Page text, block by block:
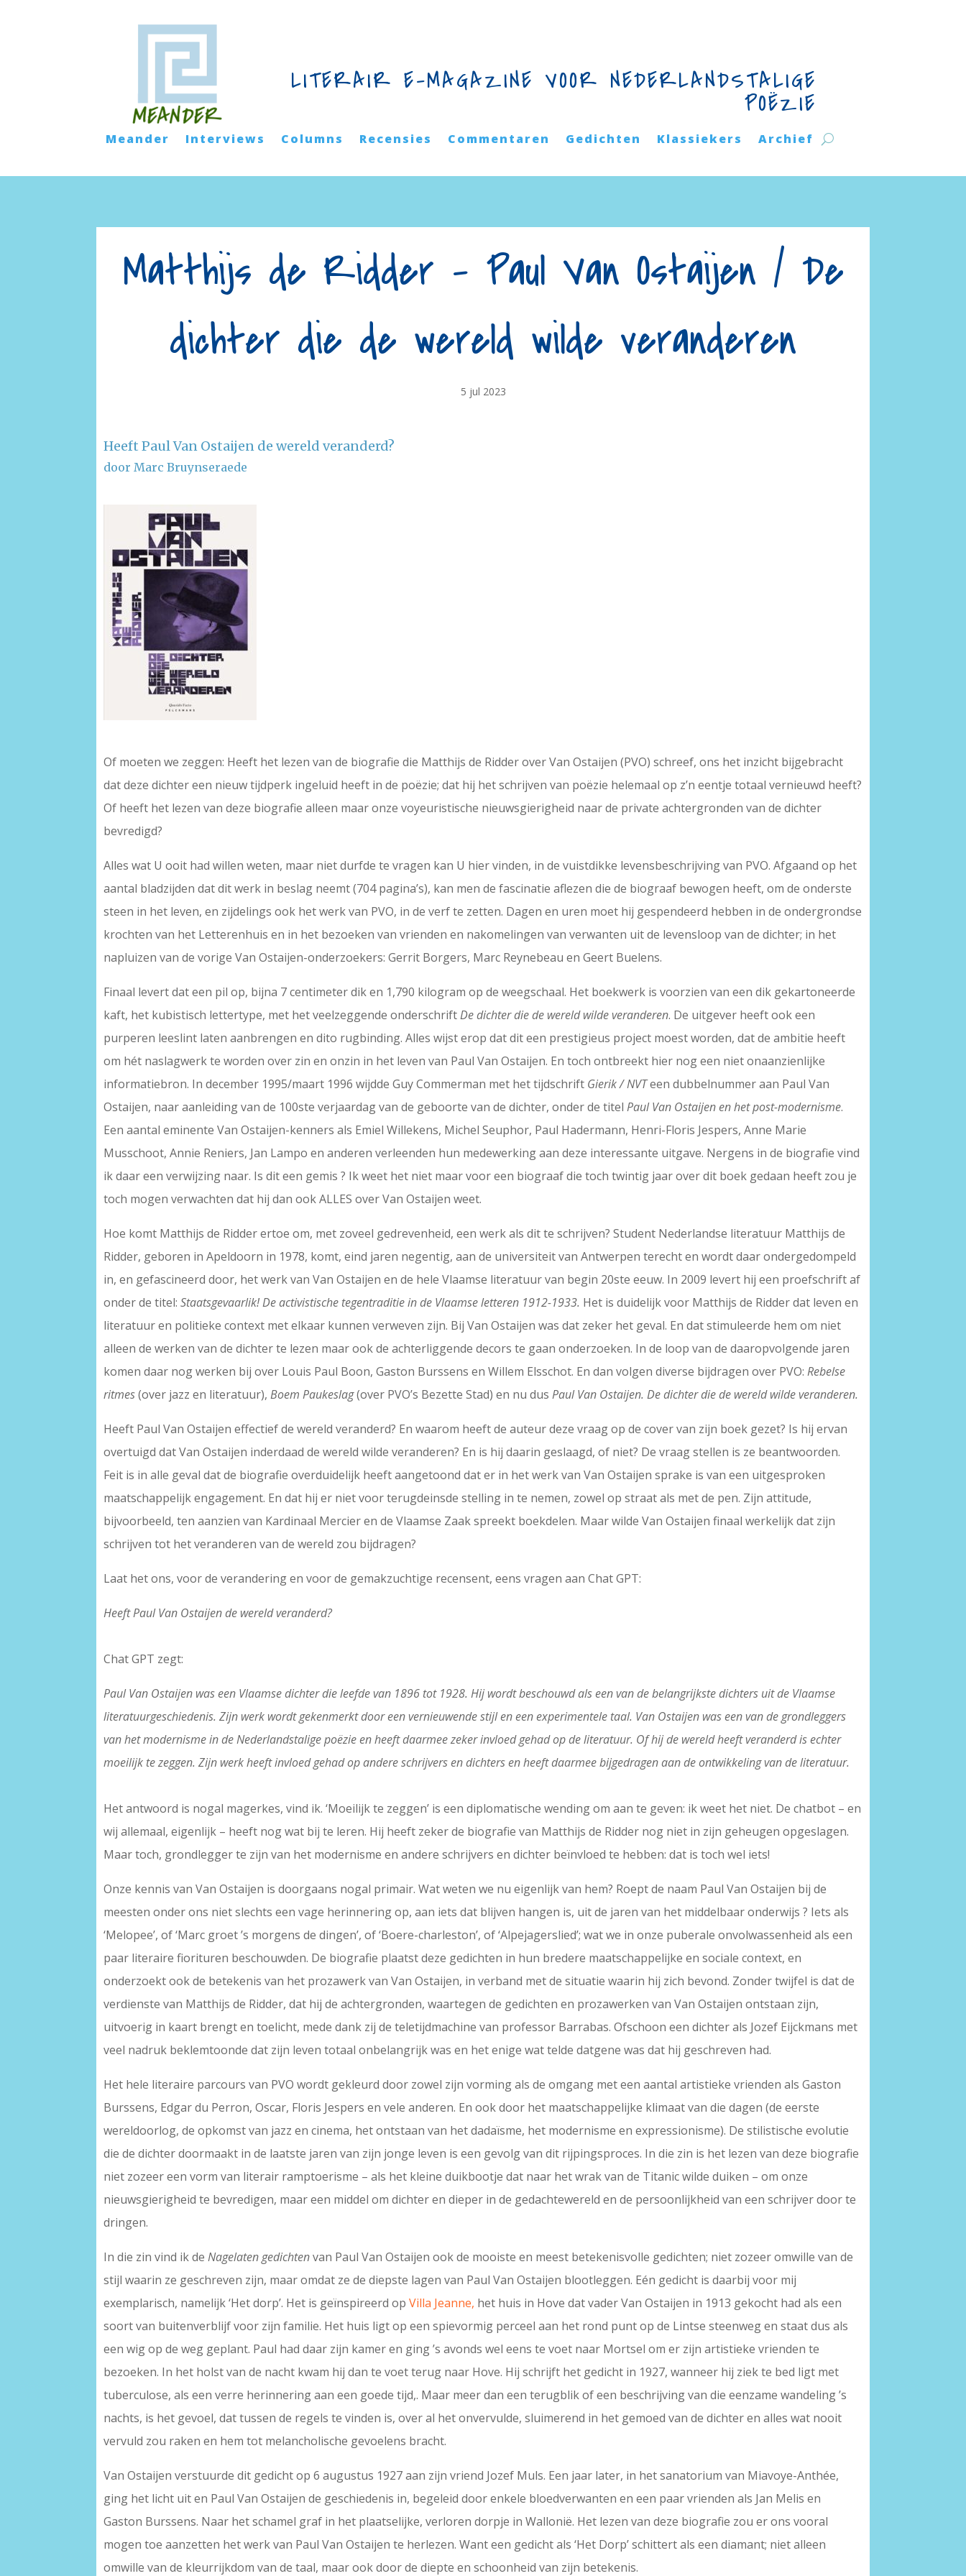
LITERAIR E-MAGAZINE VOOR NEDERLANDSTALIGE
POËZIE
Meander Interviews Columns Recensies Commentaren Gedichten Klassiekers Archief
Matthijs de Ridder – Paul Van Ostaijen / De
dichter die de wereld wilde veranderen
5 jul 2023
Heeft Paul Van Ostaijen de wereld veranderd?
door Marc Bruynseraede
Of moeten we zeggen: Heeft het lezen van de biografie die Matthijs de Ridder over Van Ostaijen (PVO) schreef, ons het inzicht bijgebracht
dat deze dichter een nieuw tijdperk ingeluid heeft in de poëzie; dat hij het schrijven van poëzie helemaal op z’n eentje totaal vernieuwd heeft?
Of heeft het lezen van deze biografie alleen maar onze voyeuristische nieuwsgierigheid naar de private achtergronden van de dichter
bevredigd?
Alles wat U ooit had willen weten, maar niet durfde te vragen kan U hier vinden, in de vuistdikke levensbeschrijving van PVO. Afgaand op het
aantal bladzijden dat dit werk in beslag neemt (704 pagina’s), kan men de fascinatie aflezen die de biograaf bewogen heeft, om de onderste
steen in het leven, en zijdelings ook het werk van PVO, in de verf te zetten. Dagen en uren moet hij gespendeerd hebben in de ondergrondse
krochten van het Letterenhuis en in het bezoeken van vrienden en nakomelingen van verwanten uit de levensloop van de dichter; in het
napluizen van de vorige Van Ostaijen-onderzoekers: Gerrit Borgers, Marc Reynebeau en Geert Buelens.
Finaal levert dat een pil op, bijna 7 centimeter dik en 1,790 kilogram op de weegschaal. Het boekwerk is voorzien van een dik gekartoneerde
kaft, het kubistisch lettertype, met het veelzeggende onderschriftDe dichter die de wereld wilde veranderen. De uitgever heeft ook een
purperen leeslint laten aanbrengen en dito rugbinding. Alles wijst erop dat dit een prestigieus project moest worden, dat de ambitie heeft
om hét naslagwerk te worden over zin en onzin in het leven van Paul Van Ostaijen. En toch ontbreekt hier nog een niet onaanzienlijke
informatiebron. In december 1995/maart 1996 wijdde Guy Commerman met het tijdschrift Gierik / NVTeen dubbelnummer aan Paul Van
Ostaijen, naar aanleiding van de 100ste verjaardag van de geboorte van de dichter, onder de titelPaul Van Ostaijen en het post-modernisme.
Een aantal eminente Van Ostaijen-kenners als Emiel Willekens, Michel Seuphor, Paul Hadermann, Henri-Floris Jespers, Anne Marie
Musschoot, Annie Reniers, Jan Lampo en anderen verleenden hun medewerking aan deze interessante uitgave. Nergens in de biografie vind
ik daar een verwijzing naar. Is dit een gemis ? Ik weet het niet maar voor een biograaf die toch twintig jaar over dit boek gedaan heeft zou je
toch mogen verwachten dat hij dan ook ALLES over Van Ostaijen weet.
Hoe komt Matthijs de Ridder ertoe om, met zoveel gedrevenheid, een werk als dit te schrijven? Student Nederlandse literatuur Matthijs de
Ridder, geboren in Apeldoorn in 1978, komt, eind jaren negentig, aan de universiteit van Antwerpen terecht en wordt daar ondergedompeld
in, en gefascineerd door, het werk van Van Ostaijen en de hele Vlaamse literatuur van begin 20ste eeuw. In 2009 levert hij een proefschrift af
onder de titel:Staatsgevaarlik! De activistische tegentraditie in de Vlaamse letteren 1912-1933. Het is duidelijk voor Matthijs de Ridder dat leven en
literatuur en politieke context met elkaar kunnen verweven zijn. Bij Van Ostaijen was dat zeker het geval. En dat stimuleerde hem om niet
alleen de werken van de dichter te lezen maar ook de achterliggende decors te gaan onderzoeken. In de loop van de daaropvolgende jaren
komen daar nog werken bij over Louis Paul Boon, Gaston Burssens en Willem Elsschot. En dan volgen diverse bijdragen over PVO:Rebelse
ritmes(over jazz en literatuur),Boem Paukeslag(over PVO’s Bezette Stad) en nu dusPaul Van Ostaijen. De dichter die de wereld wilde veranderen.
Heeft Paul Van Ostaijen effectief de wereld veranderd? En waarom heeft de auteur deze vraag op de cover van zijn boek gezet? Is hij ervan
overtuigd dat Van Ostaijen inderdaad de wereld wilde veranderen? En is hij daarin geslaagd, of niet? De vraag stellen is ze beantwoorden.
Feit is in alle geval dat de biografie overduidelijk heeft aangetoond dat er in het werk van Van Ostaijen sprake is van een uitgesproken
maatschappelijk engagement. En dat hij er niet voor terugdeinsde stelling in te nemen, zowel op straat als met de pen. Zijn attitude,
bijvoorbeeld, ten aanzien van Kardinaal Mercier en de Vlaamse Zaak spreekt boekdelen. Maar wilde Van Ostaijen finaal werkelijk dat zijn
schrijven tot het veranderen van de wereld zou bijdragen?
Laat het ons, voor de verandering en voor de gemakzuchtige recensent, eens vragen aan Chat GPT:
Heeft Paul Van Ostaijen de wereld veranderd?
Chat GPT zegt:
Paul Van Ostaijen was een Vlaamse dichter die leefde van 1896 tot 1928. Hij wordt beschouwd als een van de belangrijkste dichters uit de Vlaamse
literatuurgeschiedenis. Zijn werk wordt gekenmerkt door een vernieuwende stijl en een experimentele taal. Van Ostaijen was een van de grondleggers
van het modernisme in de Nederlandstalige poëzie en heeft daarmee zeker invloed gehad op de literatuur. Of hij de wereld heeft veranderd is echter
moeilijk te zeggen. Zijn werk heeft invloed gehad op andere schrijvers en dichters en heeft daarmee bijgedragen aan de ontwikkeling van de literatuur.
Het antwoord is nogal magerkes, vind ik. ‘Moeilijk te zeggen’ is een diplomatische wending om aan te geven: ik weet het niet. De chatbot – en
wij allemaal, eigenlijk – heeft nog wat bij te leren. Hij heeft zeker de biografie van Matthijs de Ridder nog niet in zijn geheugen opgeslagen.
Maar toch, grondlegger te zijn van het modernisme en andere schrijvers en dichter beïnvloed te hebben: dat is toch wel iets!
Onze kennis van Van Ostaijen is doorgaans nogal primair. Wat weten we nu eigenlijk van hem? Roept de naam Paul Van Ostaijen bij de
meesten onder ons niet slechts een vage herinnering op, aan iets dat blijven hangen is, uit de jaren van het middelbaar onderwijs ? Iets als
‘Melopee’, of ‘Marc groet ’s morgens de dingen’, of ‘Boere-charleston’, of ‘Alpejagerslied’; wat we in onze puberale onvolwassenheid als een
paar literaire fiorituren beschouwden. De biografie plaatst deze gedichten in hun bredere maatschappelijke en sociale context, en
onderzoekt ook de betekenis van het prozawerk van Van Ostaijen, in verband met de situatie waarin hij zich bevond. Zonder twijfel is dat de
verdienste van Matthijs de Ridder, dat hij de achtergronden, waartegen de gedichten en prozawerken van Van Ostaijen ontstaan zijn,
uitvoerig in kaart brengt en toelicht, mede dank zij de teletijdmachine van professor Barrabas. Ofschoon een dichter als Jozef Eijckmans met
veel nadruk beklemtoonde dat zijn leven totaal onbelangrijk was en het enige wat telde datgene was dat hij geschreven had.
Het hele literaire parcours van PVO wordt gekleurd door zowel zijn vorming als de omgang met een aantal artistieke vrienden als Gaston
Burssens, Edgar du Perron, Oscar, Floris Jespers en vele anderen. En ook door het maatschappelijke klimaat van die dagen (de eerste
wereldoorlog, de opkomst van jazz en cinema, het ontstaan van het dadaïsme, het modernisme en expressionisme). De stilistische evolutie
die de dichter doormaakt in de laatste jaren van zijn jonge leven is een gevolg van dit rijpingsproces. In die zin is het lezen van deze biografie
niet zozeer een vorm van literair ramptoerisme – als het kleine duikbootje dat naar het wrak van de Titanic wilde duiken – om onze
nieuwsgierigheid te bevredigen, maar een middel om dichter en dieper in de gedachtewereld en de persoonlijkheid van een schrijver door te
dringen.
In die zin vind ik deNagelaten gedichtenvan Paul Van Ostaijen ook de mooiste en meest betekenisvolle gedichten; niet zozeer omwille van de
stijl waarin ze geschreven zijn, maar omdat ze de diepste lagen van Paul Van Ostaijen blootleggen. Eén gedicht is daarbij voor mij
exemplarisch, namelijk ‘Het dorp’. Het is geïnspireerd opVilla Jeanne, het huis in Hove dat vader Van Ostaijen in 1913 gekocht had als een
soort van buitenverblijf voor zijn familie. Het huis ligt op een spievormig perceel aan het rond punt op de Lintse steenweg en staat dus als
een wig op de weg geplant. Paul had daar zijn kamer en ging ’s avonds wel eens te voet naar Mortsel om er zijn artistieke vrienden te
bezoeken. In het holst van de nacht kwam hij dan te voet terug naar Hove. Hij schrijft het gedicht in 1927, wanneer hij ziek te bed ligt met
tuberculose, als een verre herinnering aan een goede tijd,. Maar meer dan een terugblik of een beschrijving van die eenzame wandeling ’s
nachts, is het gevoel, dat tussen de regels te vinden is, over al het onvervulde, sluimerend in het gemoed van de dichter en alles wat nooit
vervuld zou raken en hem tot melancholische gevoelens bracht.
Van Ostaijen verstuurde dit gedicht op 6 augustus 1927 aan zijn vriend Jozef Muls. Een jaar later, in het sanatorium van Miavoye-Anthée,
ging het licht uit en Paul Van Ostaijen de geschiedenis in, begeleid door enkele bloedverwanten en een paar vrienden als Jan Melis en
Gaston Burssens. Naar het schamel graf in het plaatselijke, verloren dorpje in Wallonië. Het lezen van deze biografie zou er ons vooral
mogen toe aanzetten het werk van Paul Van Ostaijen te herlezen. Want een gedicht als ‘Het Dorp’ schittert als een diamant; niet alleen
omwille van de kleurrijkdom van de taal, maar ook door de diepte en schoonheid van zijn betekenis.